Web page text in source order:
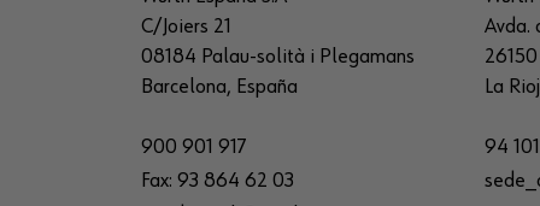
C/Joiers 21
08184 Palau-solità i Plegamans
Barcelona, España
900 901 917
Fax: 93 864 62 03
Avda.
La
94